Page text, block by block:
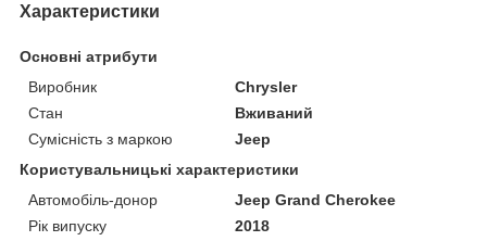
Характеристики
Основні атрибути
Виробник
Chrysler
Стан
Вживаний
Сумісність з маркою
Jeep
Користувальницькі характеристики
Автомобіль-донор
Jeep Grand Cherokee
Рік випуску
2018